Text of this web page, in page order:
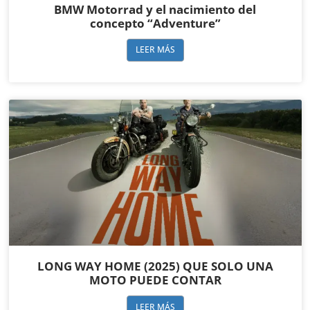
BMW Motorrad y el nacimiento del
concepto “Adventure”
LEER MÁS
LONG WAY HOME (2025) QUE SOLO UNA
MOTO PUEDE CONTAR
LEER MÁS